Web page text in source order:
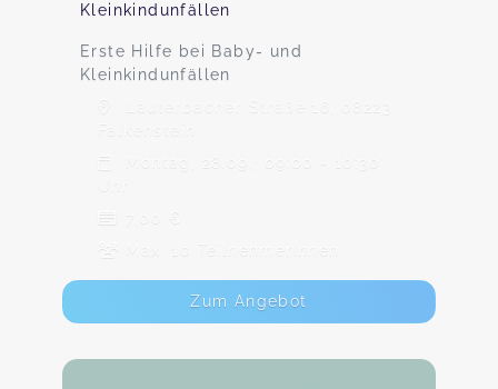
Kleinkindunfällen
Erste Hilfe bei Baby- und
Kleinkindunfällen
Lauterbacher Straße 16, 08223
Falkenstein
Montag, 28.09., 09:00 - 10:30
7,00 €
Max. 10 TeilnehmerInnen
Zum Angebot